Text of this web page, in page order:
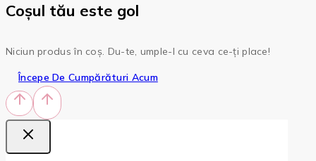
Coșul tău este gol
Niciun produs în coș. Du-te, umple-l cu ceva ce-ți place!
Începe De Cumpărături Acum